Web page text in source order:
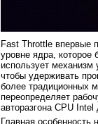
Fast Throttle впервые
уровне ядра,
использует механизм
чтобы удерживать
более традиционных
переопределяет
авторазгона CPU
Главная особенность